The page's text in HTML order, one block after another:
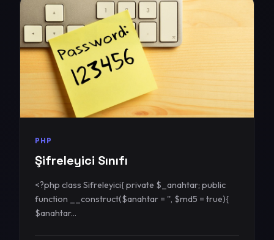
PHP
Şifreleyici Sınıfı
<?php class Sifreleyici{ private $_anahtar; public
function __construct($anahtar = '', $md5 = true){
$anahtar...